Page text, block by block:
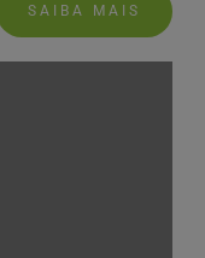
SAIBA MAIS